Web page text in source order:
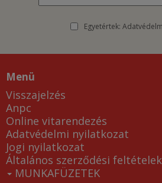
Egyetértek:
Menü
Visszajelzés
Anpc
Online vitarendezés
Adatvédelmi nyilatkozat
Jogi nyilatkozat
Általános szerződési feltételek
MUNKAFÜZETEK